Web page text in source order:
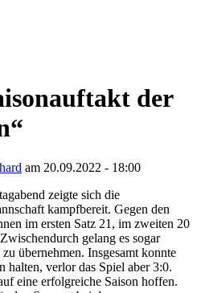
der
am 20.09.2022 - 18:00
zeigte sich die
kampfbereit. Gegen den
im ersten Satz 21, im zweiten 20
gelang es sogar
übernehmen. Insgesamt konnte
halten, verlor das Spiel aber 3:0.
eine erfolgreiche Saison hoffen.